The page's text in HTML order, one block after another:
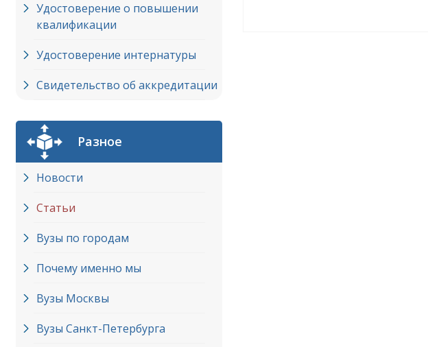
Удостоверение о повышении
квалификации
Удостоверение интернатуры
Свидетельство об аккредитации
Разное
Новости
Статьи
Вузы по городам
Почему именно мы
Вузы Москвы
Вузы Cанкт-Петербурга